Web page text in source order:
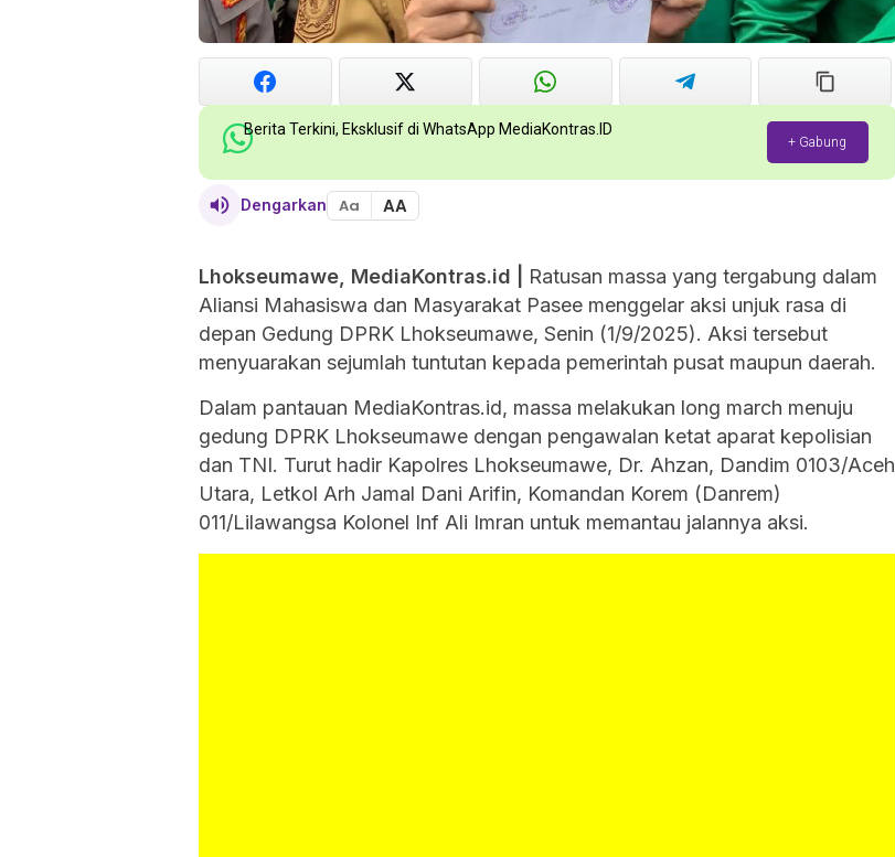
Berita Terkini, Eksklusif di WhatsApp MediaKontras.ID
+ Gabung
Dengarkan Aa AA
Lhokseumawe, MediaKontras.id | Ratusan massa yang tergabung dalam
Aliansi Mahasiswa dan Masyarakat Pasee menggelar aksi unjuk rasa di
depan Gedung DPRK Lhokseumawe, Senin (1/9/2025). Aksi tersebut
menyuarakan sejumlah tuntutan kepada pemerintah pusat maupun daerah.
Dalam pantauan MediaKontras.id, massa melakukan long march menuju
gedung DPRK Lhokseumawe dengan pengawalan ketat aparat kepolisian
dan TNI. Turut hadir Kapolres Lhokseumawe, Dr. Ahzan, Dandim 0103/Aceh
Utara, Letkol Arh Jamal Dani Arifin, Komandan Korem (Danrem)
011/Lilawangsa Kolonel Inf Ali Imran untuk memantau jalannya aksi.